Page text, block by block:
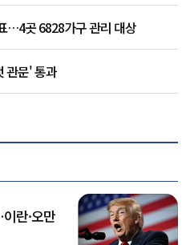
…4곳 6828가구 관리 대상
관문' 통과
란·오만